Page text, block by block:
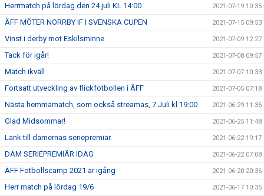
Herrmatch på lördag den 24 juli KL 14:00 2021-07-19 10:35
ÄFF MÖTER NORRBY IF I SVENSKA CUPEN 2021-07-15 09:53
Vinst i derby mot Eskilsminne 2021-07-09 12:27
Tack för igår! 2021-07-08 09:57
Match ikväll 2021-07-07 10:33
Fortsatt utveckling av flickfotbollen i ÄFF 2021-07-05 07:18
Nästa hemmamatch, som också streamas, 7 Juli kl 19:00 2021-06-29 11:36
Glad Midsommar! 2021-06-25 11:48
Länk till damernas seriepremiär. 2021-06-22 19:17
DAM SERIEPREMIÄR IDAG 2021-06-22 07:08
ÄFF Fotbollscamp 2021 är igång 2021-06-20 20:36
Herr match på lördag 19/6 2021-06-17 10:35